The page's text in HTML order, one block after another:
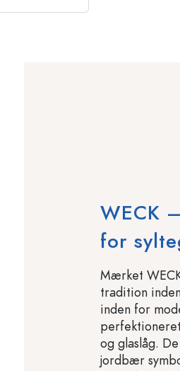
WECK
for
Mærket
tradition
inden for
og glaslåg.
jordbær